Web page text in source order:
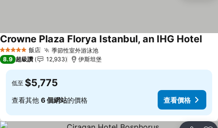
5 星級 飯店 季節性室外游泳池
Crowne Plaza Florya Istanbul, an IHG Hotel
8.9 超級讚 12,933 伊斯坦堡
低至 $5,775
查看其他 6 個網站的價格 查看價格